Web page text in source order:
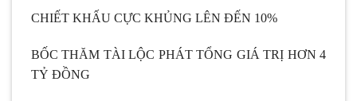
CHIẾT KHẤU CỰC KHỦNG LÊN ĐẾN 10%
BỐC THĂM TÀI LỘC PHÁT TỔNG GIÁ TRỊ HƠN 4
TỶ ĐỒNG